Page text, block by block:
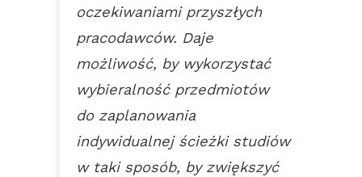
oczekiwaniami przyszłych
pracodawców. Daje
możliwość, by wykorzystać
wybieralność przedmiotów
do zaplanowania
indywidualnej ścieżki studiów
w taki sposób, by zwiększyć